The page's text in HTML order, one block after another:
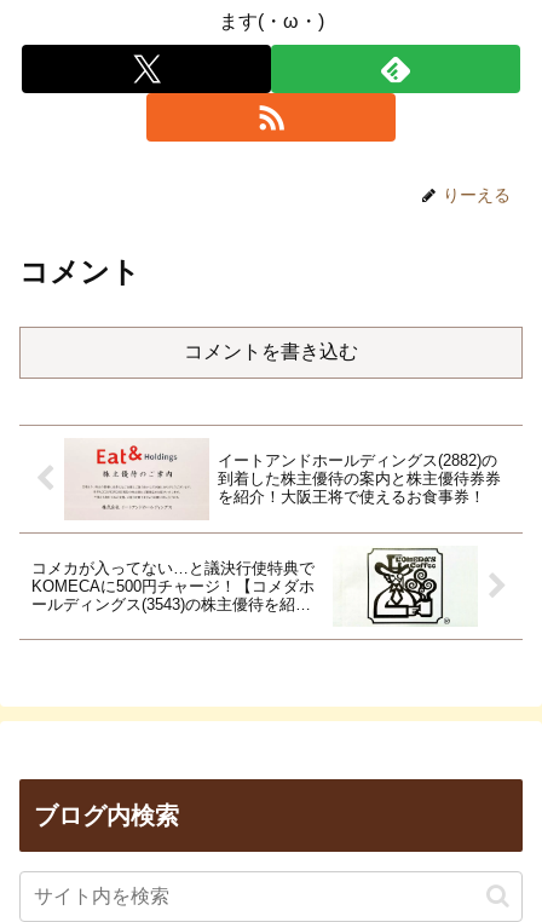
ます(・ω・)
りーえる
コメント
コメントを書き込む
イートアンドホールディングス(2882)の
到着した株主優待の案内と株主優待券券
を紹介！大阪王将で使えるお食事券！
コメカが入ってない…と議決行使特典で
KOMECAに500円チャージ！【コメダホ
ールディングス(3543)の株主優待を紹
ブログ内検索